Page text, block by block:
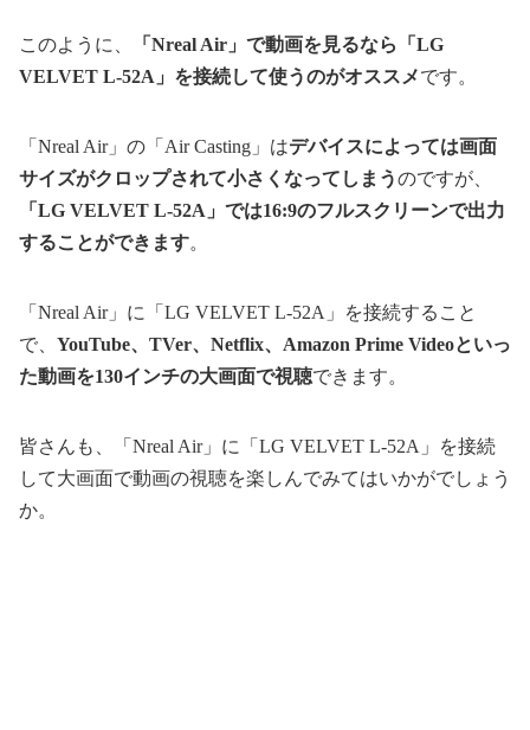
このように、
「Nreal Air」で動画を見るなら「LG
VELVET L-52A」を接続して使うのがオススメです。
「Nreal Air」の「Air Casting」はデバイスによっては画面
サイズがクロップされて小さくなってしまうのですが、
「LG VELVET L-52A」では16:9のフルスクリーンで出力
することができます。
「Nreal Air」に「LG VELVET L-52A」を接続すること
で、 YouTube、TVer、Netflix、Amazon Prime Videoといっ
た動画を130インチの大画面で視聴できます。
皆さんも、「Nreal Air」に「LG VELVET L-52A」を接続
して大画面で動画の視聴を楽しんでみてはいかがでしょう
か。